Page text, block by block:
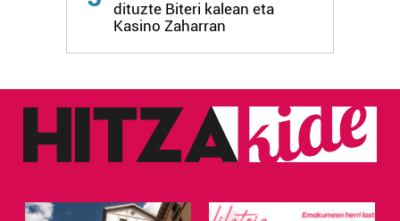
fitxategiak erabiltzen ditu. Zure esperientzia eta
zerbitzuak hobetzeko asmoz, cookie teknologiaz
baliatzen gara. Ohar hau onartuz gero, teknologia hori
dituzte Biteri kalean eta
Kasino Zaharran